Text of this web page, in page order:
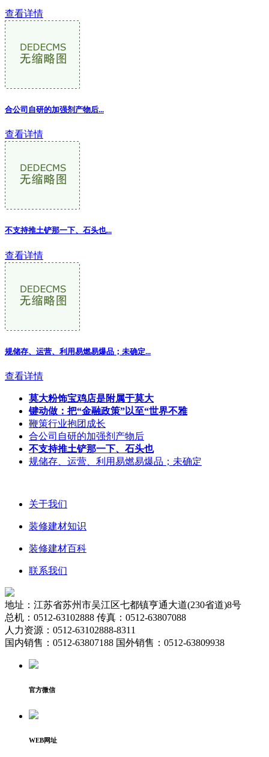
查看详情
合公司自研的加强剂产物后...
查看详情
不支持推土铲那一下、石头也...
查看详情
规储存、运营、利用易燃易爆品；未确定...
查看详情
莫大粉饰宝鸡店是附属于莫大
键动做：把“金融政策”以至“世界不雅
鞭策行业抱团成长
合公司自研的加强剂产物后
不支持推土铲那一下、石头也
规储存、运营、利用易燃易爆品；未确定
关于我们
装修建材知识
装修建材百科
联系我们
地址：江苏省苏州市吴江区七都镇亨通大道(230省道)8号
总机：0512-63102888 传真：0512-63807088
人力资源：0512-63102888-8311
国内销售：0512-63807188 国外销售：0512-63809938
官方微信
WEB网址